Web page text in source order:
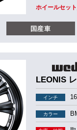
ホイールセッ
LEONIS
インチ
カラー